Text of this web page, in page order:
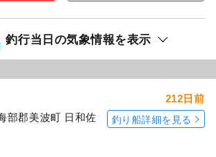
釣行当日の気象情報を表示
部郡美波町 日和佐
212日前
釣り船詳細を見る